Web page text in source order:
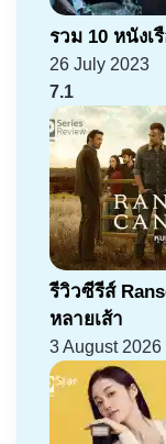
รวม 10 หนังเ
26 July 2023
7.1
รีวิวซีรีส์
หลายเส้า
3 August 2026